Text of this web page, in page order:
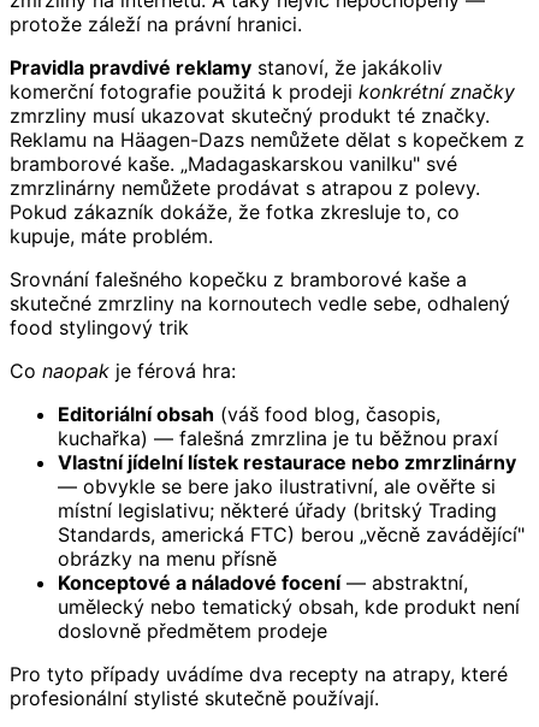
protože záleží na právní hranici.
Pravidla pravdivé reklamy stanoví, že jakákoliv
komerční fotografie použitá k prodeji konkrétní značky
zmrzliny musí ukazovat skutečný produkt té značky.
Reklamu na Häagen-Dazs nemůžete dělat s kopečkem z
bramborové kaše. „Madagaskarskou vanilku" své
zmrzlinárny nemůžete prodávat s atrapou z polevy.
Pokud zákazník dokáže, že fotka zkresluje to, co
kupuje, máte problém.
Srovnání falešného kopečku z bramborové kaše a
skutečné zmrzliny na kornoutech vedle sebe, odhalený
food stylingový trik
Co naopak je férová hra:
Editoriální obsah (váš food blog, časopis,
kuchařka) — falešná zmrzlina je tu běžnou praxí
Vlastní jídelní lístek restaurace nebo zmrzlinárny
— obvykle se bere jako ilustrativní, ale ověřte si
místní legislativu; některé úřady (britský Trading
Standards, americká FTC) berou „věcně zavádějící"
obrázky na menu přísně
Konceptové a náladové focení— abstraktní,
umělecký nebo tematický obsah, kde produkt není
doslovně předmětem prodeje
Pro tyto případy uvádíme dva recepty na atrapy, které
profesionální stylisté skutečně používají.